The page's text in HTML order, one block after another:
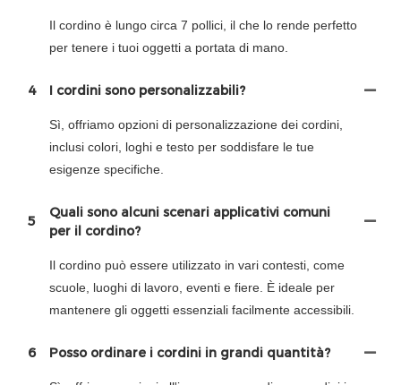
Il cordino è lungo circa 7 pollici, il che lo rende perfetto
per tenere i tuoi oggetti a portata di mano.
4 I cordini sono personalizzabili?
Sì, offriamo opzioni di personalizzazione dei cordini,
inclusi colori, loghi e testo per soddisfare le tue
esigenze specifiche.
5
Quali sono alcuni scenari applicativi comuni
per il cordino?
Il cordino può essere utilizzato in vari contesti, come
scuole, luoghi di lavoro, eventi e fiere. È ideale per
mantenere gli oggetti essenziali facilmente accessibili.
6 Posso ordinare i cordini in grandi quantità?